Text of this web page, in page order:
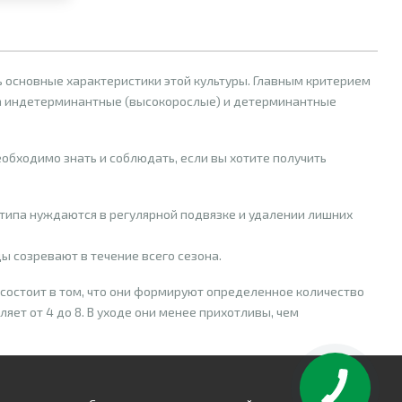
характеристики этой культуры. Главным критерием
индетерминантные (высокорослые) и детерминантные
знать и соблюдать, если вы хотите получить
нуждаются в регулярной подвязке и удалении лишних
созревают в течение всего сезона.
в том, что они формируют определенное количество
от 4 до 8. В уходе они менее прихотливы, чем
в свежем виде, консервируют или используют для